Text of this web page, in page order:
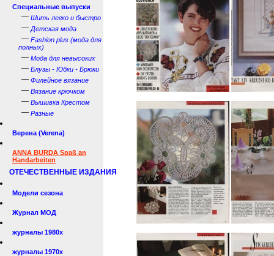
Специальные выпуски
— Шить легко и быстро
— Детская мода
— Fashion plus (мода для
полных)
— Мода для невысоких
— Блузы - Юбки - Брюки
— Филейное вязание
— Вязание крючком
— Вышивка Крестом
— Разные
Верена (Verena)
ANNA BURDA Spaß an
Handarbeiten
ОТЕЧЕСТВЕННЫЕ ИЗДАНИЯ
Модели сезона
Журнал МОД
журналы 1980х
журналы 1970х